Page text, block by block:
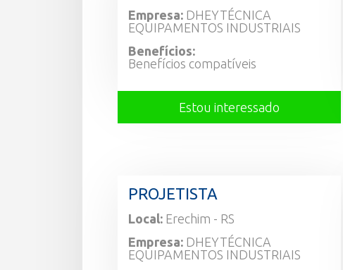
Empresa: DHEYTÉCNICA
EQUIPAMENTOS INDUSTRIAIS
Benefícios:
Benefícios compatíveis
Estou interessado
PROJETISTA
Local: Erechim - RS
Empresa: DHEYTÉCNICA
EQUIPAMENTOS INDUSTRIAIS